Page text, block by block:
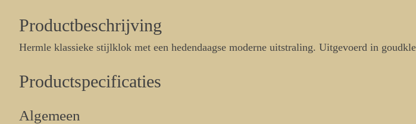
Productbeschrijving
Hermle klassieke stijlklok met een hedendaagse moderne uitstraling. Uitgevoerd in
Productspecificaties
Algemeen